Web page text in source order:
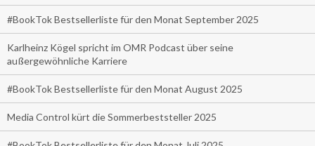
#BookTok Bestsellerliste für den Monat September 2025
Karlheinz Kögel spricht im OMR Podcast über seine
außergewöhnliche Karriere
#BookTok Bestsellerliste für den Monat August 2025
Media Control kürt die Sommerbeststeller 2025